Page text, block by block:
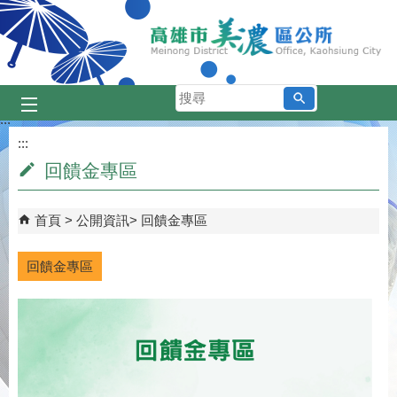
跳到主要內容區塊
搜
尋
:::
:::
回饋金專區
首頁 公開資訊 回饋金專區
回饋金專區